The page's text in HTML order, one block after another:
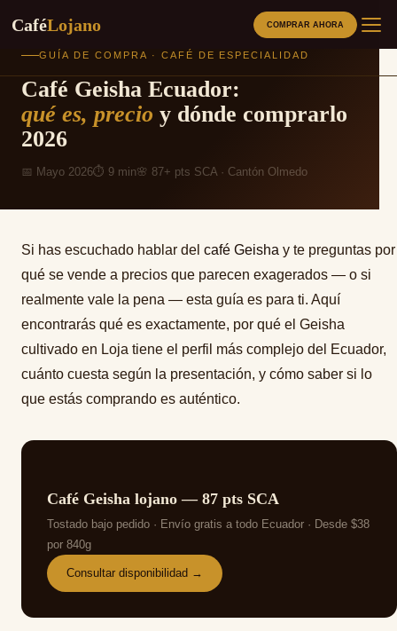
contenido
CaféLojano
CAFÉS
SOBRE NOSOTROS
COMPRAR AHORA
GUÍA DE COMPRA · CAFÉ DE ESPECIALIDAD
Café Geisha Ecuador:
qué es, precio y dónde comprarlo
2026
📅 Mayo 2026⏱ 9 min🌸 87+ pts SCA · Cantón Olmedo
Si has escuchado hablar del café Geisha y te preguntas por
qué se vende a precios que parecen exagerados — o si
realmente vale la pena — esta guía es para ti. Aquí
encontrarás qué es exactamente, por qué el Geisha
cultivado en Loja tiene el perfil más complejo del Ecuador,
cuánto cuesta según la presentación, y cómo saber si lo
que estás comprando es auténtico.
Café Geisha lojano — 87 pts SCA
Tostado bajo pedido · Envío gratis a todo Ecuador · Desde $38
por 840g
Consultar disponibilidad →